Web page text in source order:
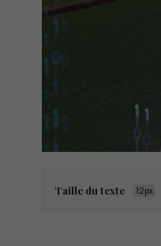
Taille du texte 12px